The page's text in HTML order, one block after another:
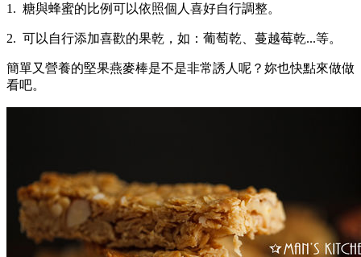
1. 糖與蜂蜜的比例可以依照個人喜好自行調整。
2. 可以自行添加喜歡的果乾，如：葡萄乾、蔓越莓乾...等。
簡單又營養的堅果燕麥棒是不是非常誘人呢？妳也快點來做做
看吧。